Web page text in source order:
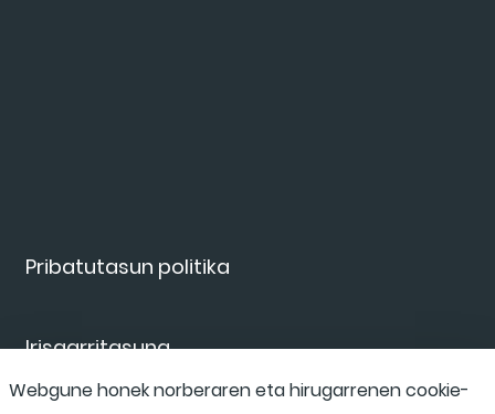
Pribatutasun politika
Irisgarritasuna
Webgune honek norberaren eta hirugarrenen cookie-